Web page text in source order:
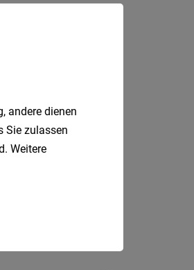
andere dienen
Sie zulassen
Weitere